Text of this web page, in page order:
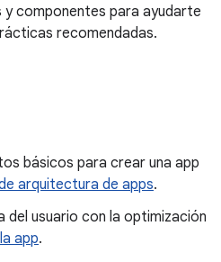
componentes para ayudarte
recomendadas.
básicos para crear una app
arquitectura de apps.
del usuario con la optimización
app.